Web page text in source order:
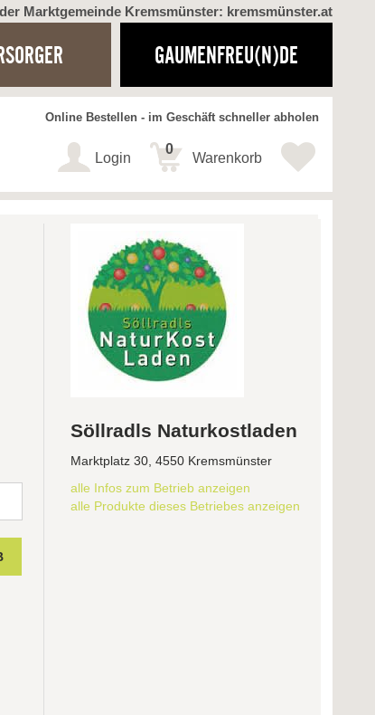
Marktgemeinde Kremsmünster: kremsmünster.at
GAUMENFREU(N)DE
Online Bestellen - im Geschäft schneller abholen
Login Warenkorb
0
Söllradls Naturkostladen
Marktplatz 30, 4550 Kremsmünster
alle Infos zum Betrieb anzeigen
alle Produkte dieses Betriebes anzeigen